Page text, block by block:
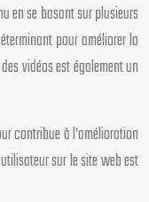
en se basant sur plusieurs
pour améliorer la
vidéos est également un
contribue à l’amélioration
sur le site web est